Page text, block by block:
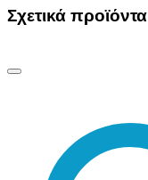
Σχετικά προϊόντα